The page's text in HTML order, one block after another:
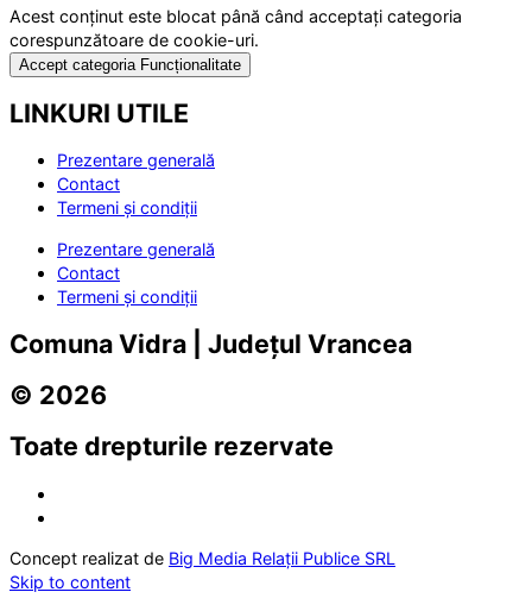
Acest conținut este blocat până când acceptați categoria
corespunzătoare de cookie-uri.
Accept categoria Funcționalitate
LINKURI UTILE
Prezentare generală
Contact
Termeni și condiții
Prezentare generală
Contact
Termeni și condiții
Comuna Vidra | Județul Vrancea
© 2026
Toate drepturile rezervate
Concept realizat de Big Media Relații Publice SRL
Skip to content